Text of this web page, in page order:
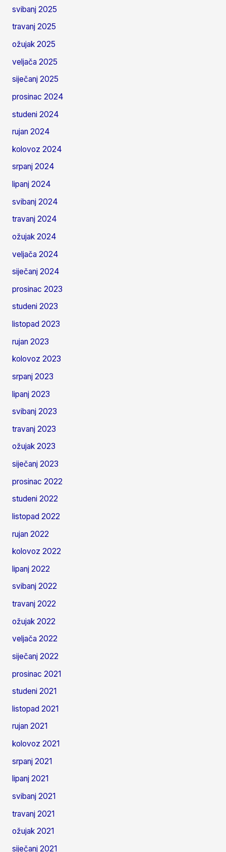
svibanj 2025
travanj 2025
ožujak 2025
veljača 2025
siječanj 2025
prosinac 2024
studeni 2024
rujan 2024
kolovoz 2024
srpanj 2024
lipanj 2024
svibanj 2024
travanj 2024
ožujak 2024
veljača 2024
siječanj 2024
prosinac 2023
studeni 2023
listopad 2023
rujan 2023
kolovoz 2023
srpanj 2023
lipanj 2023
svibanj 2023
travanj 2023
ožujak 2023
siječanj 2023
prosinac 2022
studeni 2022
listopad 2022
rujan 2022
kolovoz 2022
lipanj 2022
svibanj 2022
travanj 2022
ožujak 2022
veljača 2022
siječanj 2022
prosinac 2021
studeni 2021
listopad 2021
rujan 2021
kolovoz 2021
srpanj 2021
lipanj 2021
svibanj 2021
travanj 2021
ožujak 2021
siječanj 2021